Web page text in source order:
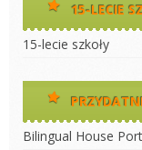
15-LECIE
15-lecie szkoły
Bilingual House